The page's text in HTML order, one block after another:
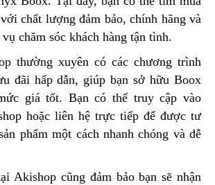
chất lượng đảm bảo, chính hãng và
chăm sóc khách hàng tận tình.
thường xuyên có các chương trình
đãi hấp dẫn, giúp bạn sở hữu Boox
giá tốt. Bạn có thể truy cập vào
hoặc liên hệ trực tiếp để được tư
phẩm một cách nhanh chóng và dễ
Akishop cũng đảm bảo bạn sẽ nhận